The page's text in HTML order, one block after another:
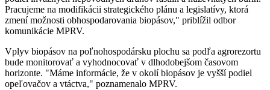
Pracujeme na modifikácii strategického plánu a legislatívy, ktorá
zmení možnosti obhospodarovania biopásov," priblížil odbor
komunikácie MPRV.
Vplyv biopásov na poľnohospodársku plochu sa podľa agrorezortu
bude monitorovať a vyhodnocovať v dlhodobejšom časovom
horizonte. "Máme informácie, že v okolí biopásov je vyšší podiel
opeľovačov a vtáctva," poznamenalo MPRV.